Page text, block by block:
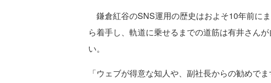
鎌倉紅谷のSNS運用の歴史はおよそ10年前に
ら着手し、軌道に乗せるまでの道筋は有井さん
い。
「ウェブが得意な知人や、副社長からの勧めで